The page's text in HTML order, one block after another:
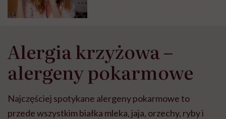
Alergia krzyżowa –
alergeny pokarmowe
Najczęściej spotykane alergeny pokarmowe to
przede wszystkim białka mleka, jaja, orzechy, ryby i